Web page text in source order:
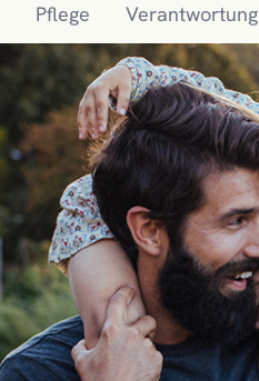
Pflege Verantwortung